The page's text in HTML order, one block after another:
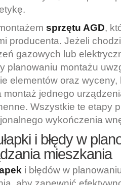
sprzętu AGD,
producenta. Jeżeli
gazowych lub
planowaniu montażu
elementów oraz wyceny,
montaż jednego
Wszystkie te etapy
wykończenia
i błędy w
mieszkania
i błędów w